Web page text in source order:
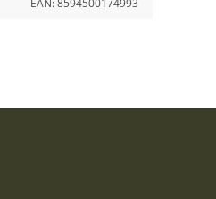
EAN:8594500174993